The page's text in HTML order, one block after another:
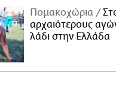
Πομακοχώρια
αρχαιότερους
λάδι στην Ελλάδα